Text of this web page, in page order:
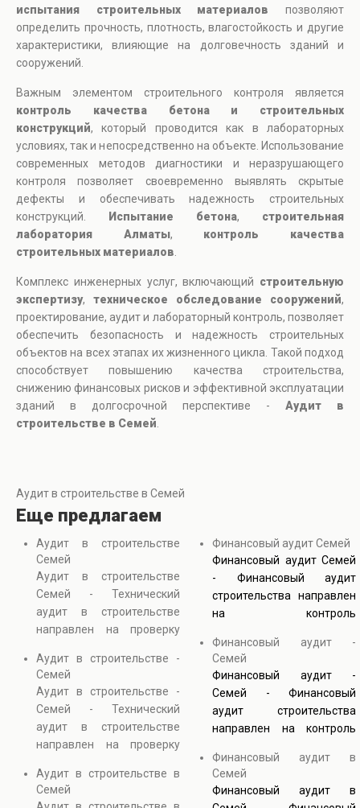
испытания строительных материалов позволяют
определить прочность, плотность, влагостойкость и другие
характеристики, влияющие на долговечность зданий и
сооружений.
Важным элементом строительного контроля является
контроль качества бетона и строительных
конструкций, который проводится как в лабораторных
условиях, так и непосредственно на объекте. Использование
современных методов диагностики и неразрушающего
контроля позволяет своевременно выявлять скрытые
дефекты и обеспечивать надежность строительных
конструкций.
Испытание бетона, строительная
лаборатория Алматы, контроль качества
строительных материалов
Комплекс инженерных услуг, включающий строительную
экспертизу, техническое обследование сооружений,
проектирование, аудит и лабораторный контроль, позволяет
обеспечить безопасность и надежность строительных
объектов на всех этапах их жизненного цикла. Такой подход
способствует повышению качества строительства,
снижению финансовых рисков и эффективной эксплуатации
зданий в долгосрочной перспективе - Аудит в
строительстве в Семей
Аудит в строительстве в Семей
Еще предлагаем
Аудит в строительстве
Семей
Аудит в строительстве
Семей - Технический
аудит в строительстве
направлен на проверку
качества строительных
работ и соответствия
проектным решениям. В
анализируются
конструкции, инженерные
системы и документация.
Такой строительный аудит
Аудит в строительстве -
Семей
Аудит в строительстве -
Семей - Технический
аудит в строительстве
направлен на проверку
качества строительных
работ и соответствия
Аудит в строительстве в
Семей
Финансовый аудит Семей
Финансовый аудит Семей
- Финансовый аудит
строительства направлен
на контроль
и соответствия затрат
проектной документации.
В процессе анализа
проверяются сметы,
договоры с подрядчиками
и фактические объемы
работ. Строительный
аудит затрат позволяет
выявить перерасход
Финансовый аудит -
Семей
Финансовый аудит -
Семей - Финансовый
аудит строительства
направлен на контроль
и соответствия затрат
проектной документации.
В процессе анализа
Финансовый аудит в
Семей
Финансовый аудит в